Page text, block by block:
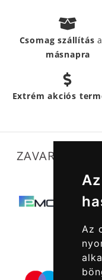
Az
Csomag szállítás
másnapra
Extrém akciós
ZAVARTALAN